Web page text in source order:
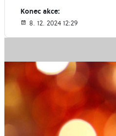
Konec akce:
8. 12. 2024 12:29